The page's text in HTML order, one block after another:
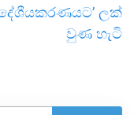
ලක්
වුණ හැටි